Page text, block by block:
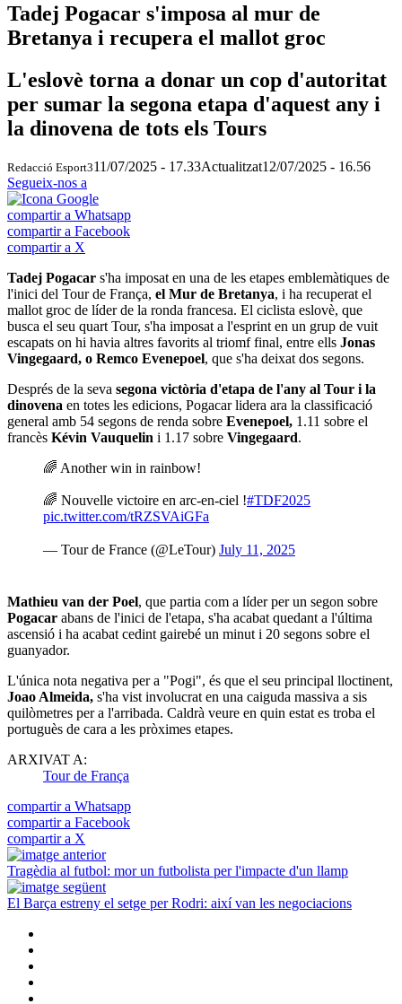
Tadej Pogacar s'imposa al mur de
Bretanya i recupera el mallot groc
L'eslovè torna a donar un cop d'autoritat
per sumar la segona etapa d'aquest any i
la dinovena de tots els Tours
Redacció Esport311/07/2025 - 17.33Actualitzat12/07/2025 - 16.56
Segueix-nos a
compartir a Whatsapp
compartir a Facebook
compartir a X
Tadej Pogacar s'ha imposat en una de les etapes emblemàtiques de
l'inici del Tour de França, el Mur de Bretanya, i ha recuperat el
mallot groc de líder de la ronda francesa. El ciclista eslovè, que
busca el seu quart Tour, s'ha imposat a l'esprint en un grup de vuit
escapats on hi havia altres favorits al triomf final, entre ells Jonas
Vingegaard, o Remco Evenepoel, que s'ha deixat dos segons.
Després de la seva segona victòria d'etapa de l'any al Tour i la
dinovena en totes les edicions, Pogacar lidera ara la classificació
general amb 54 segons de renda sobre Evenepoel, 1.11 sobre el
francès Kévin Vauquelin i 1.17 sobre Vingegaard.
🌈 Another win in rainbow!
🌈 Nouvelle victoire en arc-en-ciel !#TDF2025
pic.twitter.com/tRZSVAiGFa
— Tour de France (@LeTour) July 11, 2025
Mathieu van der Poel, que partia com a líder per un segon sobre
Pogacar abans de l'inici de l'etapa, s'ha acabat quedant a l'última
ascensió i ha acabat cedint gairebé un minut i 20 segons sobre el
guanyador.
L'única nota negativa per a "Pogi", és que el seu principal lloctinent,
Joao Almeida, s'ha vist involucrat en una caiguda massiva a sis
quilòmetres per a l'arribada. Caldrà veure en quin estat es troba el
portuguès de cara a les pròximes etapes.
ARXIVAT A:
Tour de França
compartir a Whatsapp
compartir a Facebook
compartir a X
Tragèdia al futbol: mor un futbolista per l'impacte d'un llamp
El Barça estreny el setge per Rodri: així van les negociacions